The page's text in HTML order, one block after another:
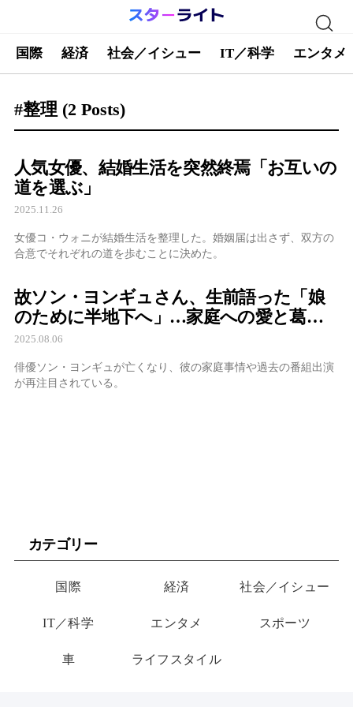
国際 経済 社会／イシュー IT／科学 エンタメ
#整理 (2 Posts)
人気女優、結婚生活を突然終焉「お互いの
道を選ぶ」
2025.11.26
女優コ・ウォニが結婚生活を整理した。婚姻届は出さず、双方の
合意でそれぞれの道を歩むことに決めた。
故ソン・ヨンギュさん、生前語った「娘
のために半地下へ」…家庭への愛と葛藤
が再び注目
2025.08.06
俳優ソン・ヨンギュが亡くなり、彼の家庭事情や過去の番組出演
が再注目されている。
カテゴリー
国際 経済 社会／イシュー
IT／科学 エンタメ スポーツ
車 ライフスタイル